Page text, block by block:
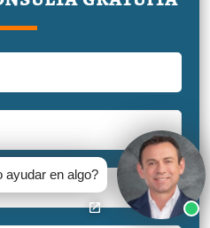
ayudar en algo?